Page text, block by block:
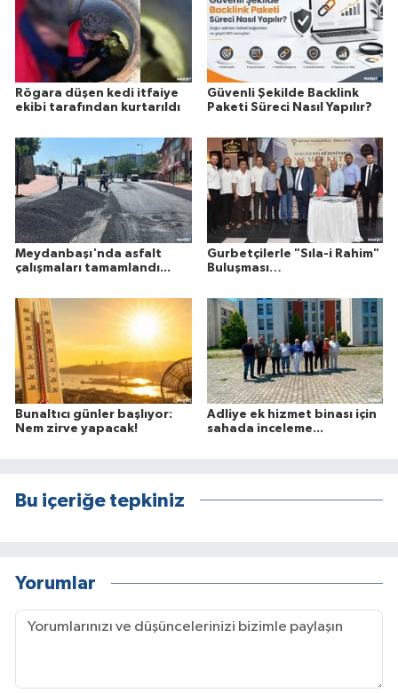
Rögara düşen kedi itfaiye
ekibi tarafından kurtarıldı
Güvenli Şekilde Backlink
Paketi Süreci Nasıl Yapılır?
Meydanbaşı'nda asfalt
çalışmaları tamamlandı...
Gurbetçilerle "Sıla-i Rahim"
Buluşması…
Bunaltıcı günler başlıyor:
Nem zirve yapacak!
Adliye ek hizmet binası için
sahada inceleme...
Bu içeriğe tepkiniz
Yorumlar